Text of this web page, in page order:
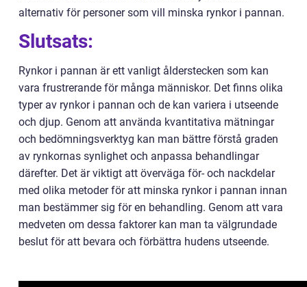
alternativ för personer som vill minska rynkor i pannan.
Slutsats:
Rynkor i pannan är ett vanligt ålderstecken som kan
vara frustrerande för många människor. Det finns olika
typer av rynkor i pannan och de kan variera i utseende
och djup. Genom att använda kvantitativa mätningar
och bedömningsverktyg kan man bättre förstå graden
av rynkornas synlighet och anpassa behandlingar
därefter. Det är viktigt att överväga för- och nackdelar
med olika metoder för att minska rynkor i pannan innan
man bestämmer sig för en behandling. Genom att vara
medveten om dessa faktorer kan man ta välgrundade
beslut för att bevara och förbättra hudens utseende.